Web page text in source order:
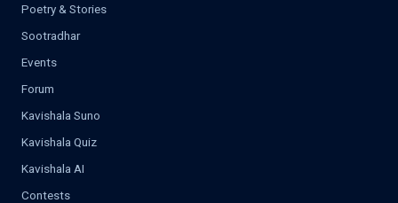
Poetry & Stories
Sootradhar
Events
Forum
Kavishala Suno
Kavishala Quiz
Kavishala AI
Contests